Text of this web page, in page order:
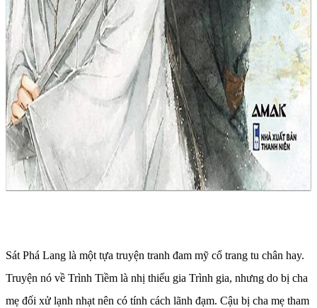
Sát Phá Lang là một tựa truyện tranh đam mỹ cổ trang tu chân hay.
Truyện nó về Trình Tiềm là nhị thiếu gia Trình gia, nhưng do bị cha
mẹ đối xử lạnh nhạt nên có tính cách lãnh đạm. Cậu bị cha mẹ tham